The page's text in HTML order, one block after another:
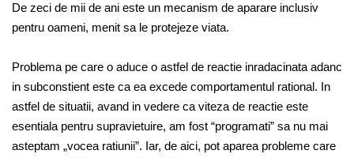
De zeci de mii de ani este un mecanism de aparare inclusiv
pentru oameni, menit sa le protejeze viata.
Problema pe care o aduce o astfel de reactie inradacinata adanc
in subconstient este ca ea excede comportamentul rational. In
astfel de situatii, avand in vedere ca viteza de reactie este
esentiala pentru supravietuire, am fost “programati” sa nu mai
asteptam „vocea ratiunii”. Iar, de aici, pot aparea probleme care